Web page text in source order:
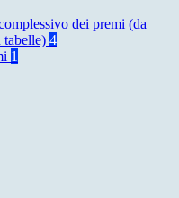
dei premi (da
tabelle) 4
1